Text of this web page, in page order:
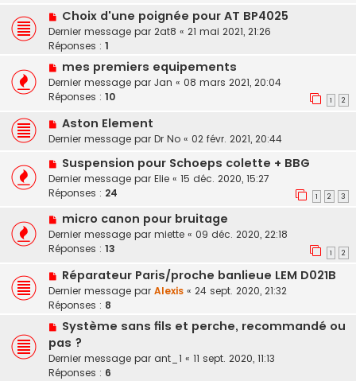
Choix d'une poignée pour AT BP4025
Dernier message par 2at8 « 21 mai 2021, 21:26
Réponses : 1
mes premiers equipements
Dernier message par Jan « 08 mars 2021, 20:04
Réponses : 10 1 2
Aston Element
Dernier message par Dr No « 02 févr. 2021, 20:44
Suspension pour Schoeps colette + BBG
Dernier message par Elie « 15 déc. 2020, 15:27
Réponses : 24 1 2 3
micro canon pour bruitage
Dernier message par miette « 09 déc. 2020, 22:18
Réponses : 13 1 2
Réparateur Paris/proche banlieue LEM D021B
Dernier message par Alexis « 24 sept. 2020, 21:32
Réponses : 8
Système sans fils et perche, recommandé ou
pas ?
Dernier message par ant_1 « 11 sept. 2020, 11:13
Réponses : 6